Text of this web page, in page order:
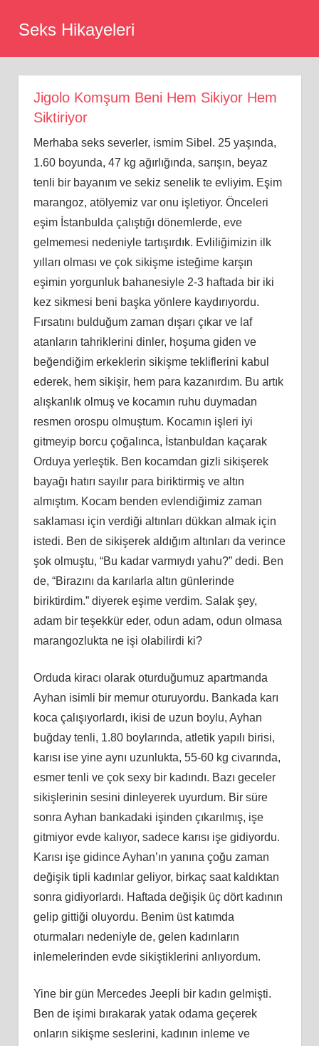
Seks Hikayeleri
Jigolo Komşum Beni Hem Sikiyor Hem
Siktiriyor
Merhaba seks severler, ismim Sibel. 25 yaşında,
1.60 boyunda, 47 kg ağırlığında, sarışın, beyaz
tenli bir bayanım ve sekiz senelik te evliyim. Eşim
marangoz, atölyemiz var onu işletiyor. Önceleri
eşim İstanbulda çalıştığı dönemlerde, eve
gelmemesi nedeniyle tartışırdık. Evliliğimizin ilk
yılları olması ve çok sikişme isteğime karşın
eşimin yorgunluk bahanesiyle 2-3 haftada bir iki
kez sikmesi beni başka yönlere kaydırıyordu.
Fırsatını bulduğum zaman dışarı çıkar ve laf
atanların tahriklerini dinler, hoşuma giden ve
beğendiğim erkeklerin sikişme tekliflerini kabul
ederek, hem sikişir, hem para kazanırdım. Bu artık
alışkanlık olmuş ve kocamın ruhu duymadan
resmen orospu olmuştum. Kocamın işleri iyi
gitmeyip borcu çoğalınca, İstanbuldan kaçarak
Orduya yerleştik. Ben kocamdan gizli sikişerek
bayağı hatırı sayılır para biriktirmiş ve altın
almıştım. Kocam benden evlendiğimiz zaman
saklaması için verdiği altınları dükkan almak için
istedi. Ben de sikişerek aldığım altınları da verince
şok olmuştu, “Bu kadar varmıydı yahu?” dedi. Ben
de, “Birazını da karılarla altın günlerinde
biriktirdim.” diyerek eşime verdim. Salak şey,
adam bir teşekkür eder, odun adam, odun olmasa
marangozlukta ne işi olabilirdi ki?
Orduda kiracı olarak oturduğumuz apartmanda
Ayhan isimli bir memur oturuyordu. Bankada karı
koca çalışıyorlardı, ikisi de uzun boylu, Ayhan
buğday tenli, 1.80 boylarında, atletik yapılı birisi,
karısı ise yine aynı uzunlukta, 55-60 kg civarında,
esmer tenli ve çok sexy bir kadındı. Bazı geceler
sikişlerinin sesini dinleyerek uyurdum. Bir süre
sonra Ayhan bankadaki işinden çıkarılmış, işe
gitmiyor evde kalıyor, sadece karısı işe gidiyordu.
Karısı işe gidince Ayhan’ın yanına çoğu zaman
değişik tipli kadınlar geliyor, birkaç saat kaldıktan
sonra gidiyorlardı. Haftada değişik üç dört kadının
gelip gittiği oluyordu. Benim üst katımda
oturmaları nedeniyle de, gelen kadınların
inlemelerinden evde sikiştiklerini anlıyordum.
Yine bir gün Mercedes Jeepli bir kadın gelmişti.
Ben de işimi bırakarak yatak odama geçerek
onların sikişme seslerini, kadının inleme ve